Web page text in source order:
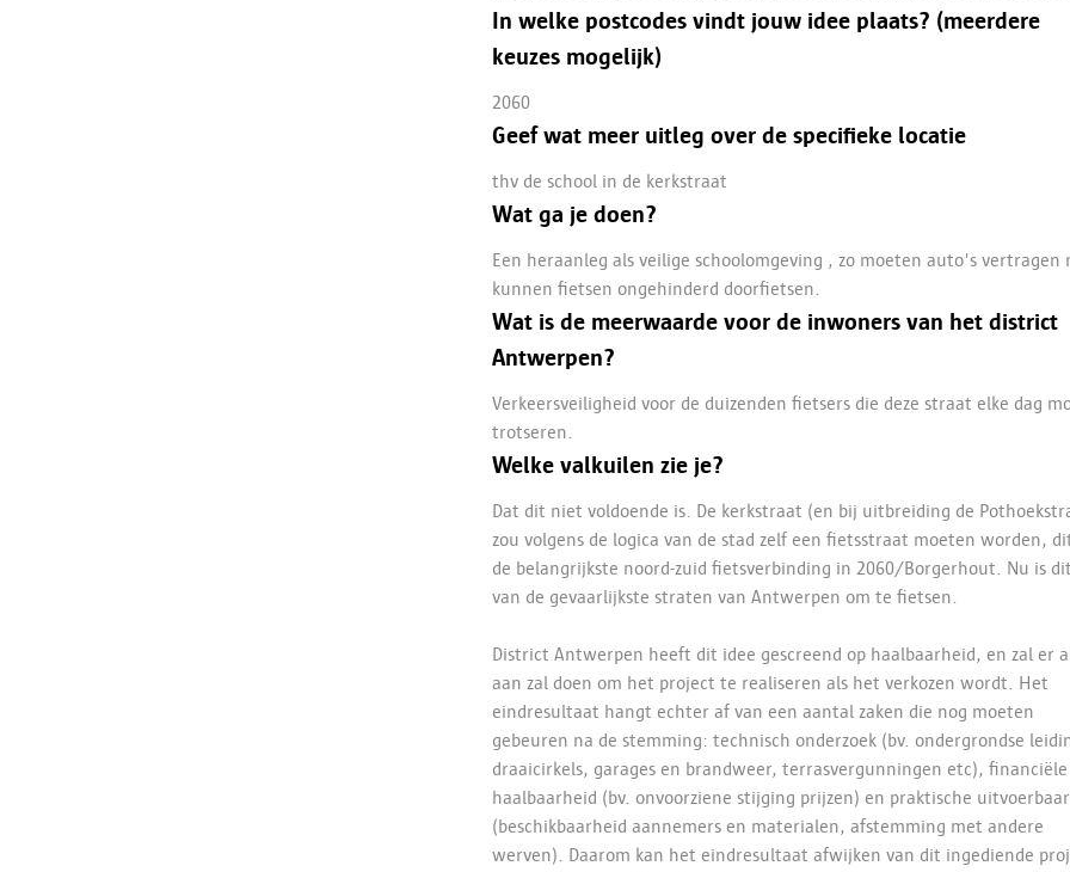
In welke postcodes vindt jouw idee plaats? (meerdere
keuzes mogelijk)
2060
Geef wat meer uitleg over de specifieke locatie
thv de school in de kerkstraat
Wat ga je doen?
Een heraanleg als veilige schoolomgeving , zo moeten auto's vertragen
kunnen fietsen ongehinderd doorfietsen.
Wat is de meerwaarde voor de inwoners van het district
Antwerpen?
Verkeersveiligheid voor de duizenden fietsers die deze straat elke dag
trotseren.
Welke valkuilen zie je?
Dat dit niet voldoende is. De kerkstraat (en bij uitbreiding de
zou volgens de logica van de stad zelf een fietsstraat moeten worden,
de belangrijkste noord-zuid fietsverbinding in 2060/Borgerhout. Nu is
van de gevaarlijkste straten van Antwerpen om te fietsen.
District Antwerpen heeft dit idee gescreend op haalbaarheid, en zal er
aan zal doen om het project te realiseren als het verkozen wordt. Het
eindresultaat hangt echter af van een aantal zaken die nog moeten
gebeuren na de stemming: technisch onderzoek (bv. ondergrondse
draaicirkels, garages en brandweer, terrasvergunningen etc), financiële
haalbaarheid (bv. onvoorziene stijging prijzen) en praktische
(beschikbaarheid aannemers en materialen, afstemming met andere
werven). Daarom kan het eindresultaat afwijken van dit ingediende